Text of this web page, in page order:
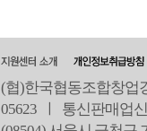
(협)한국협동조합창업
05623 ㅣ 통신판매업